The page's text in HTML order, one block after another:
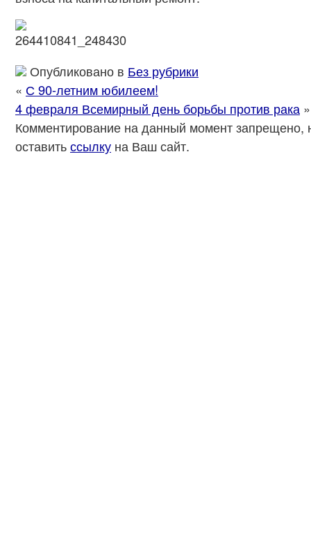
Опубликовано в Без рубрики
« С 90-летним юбилеем!
4 февраля Всемирный день борьбы против рака »
Комментирование на данный момент запрещено,
оставитьссылку на Ваш сайт.